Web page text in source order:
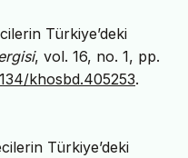
Türkiye’deki
, vol. 16, no. 1, pp.
khosbd.405253.
Türkiye’deki